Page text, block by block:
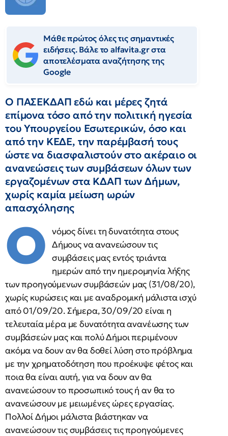
Μάθε πρώτος όλες τις σημαντικές
ειδήσεις. Βάλε το alfavita.gr στα
αποτελέσματα αναζήτησης της
Google
Ο ΠΑΣΕΚΔΑΠ εδώ και μέρες ζητά
επίμονα τόσο από την πολιτική ηγεσία
του Υπουργείου Εσωτερικών, όσο και
από την ΚΕΔΕ, την παρέμβασή τους
ώστε να διασφαλιστούν στο ακέραιο οι
ανανεώσεις των συμβάσεων όλων των
εργαζομένων στα ΚΔΑΠ των Δήμων,
χωρίς καμία μείωση ωρών
απασχόλησης
Ο νόμος δίνει τη δυνατότητα στους
Δήμους να ανανεώσουν τις
συμβάσεις μας εντός τριάντα
ημερών από την ημερομηνία λήξης
των προηγούμενων συμβάσεών μας (31/08/20),
χωρίς κυρώσεις και με αναδρομική μάλιστα ισχύ
από 01/09/20. Σήμερα, 30/09/20 είναι η
τελευταία μέρα με δυνατότητα ανανέωσης των
συμβάσεών μας και πολύ Δήμοι περιμένουν
ακόμα να δουν αν θα δοθεί λύση στο πρόβλημα
με την χρηματοδότηση που προέκυψε φέτος και
ποια θα είναι αυτή, για να δουν αν θα
ανανεώσουν το προσωπικό τους ή αν θα το
ανανεώσουν με μειωμένες ώρες εργασίας.
Πολλοί Δήμοι μάλιστα βιάστηκαν να
ανανεώσουν τις συμβάσεις τις προηγούμενες